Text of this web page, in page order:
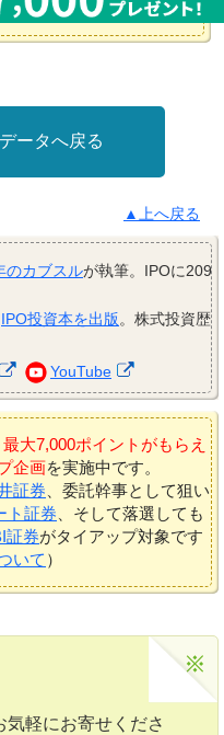
ータへ戻る
▲上へ戻る
のカブスルが執筆。IPOに209
IPO投資本を出版。株式投資歴
YouTube
大7,000ポイントがもらえ
企画を実施中です。
証券 、委託幹事として狙い
ト証券 、そして落選しても
証券がタイアップ対象です
いて ）
気軽にお寄せくださ